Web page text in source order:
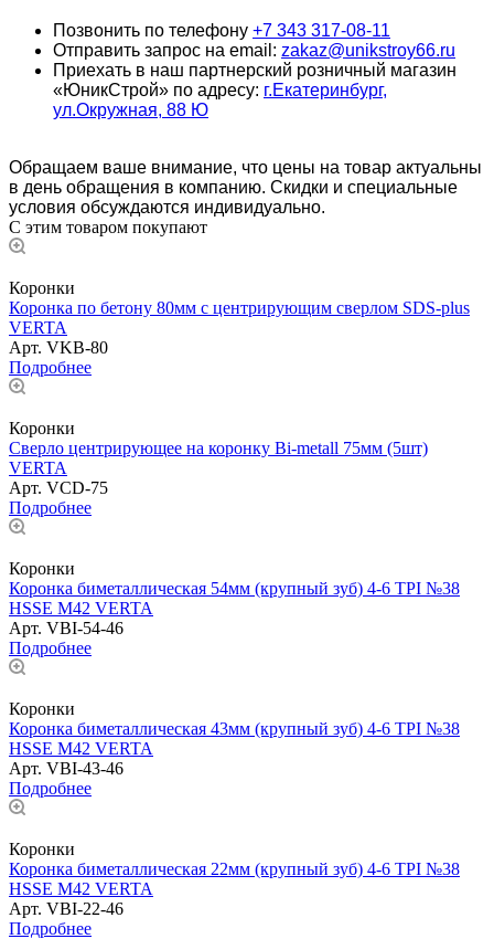
Позвонить по телефону +7 343 317-08-11
Отправить запрос на email: zakaz@unikstroy66.ru
Приехать в наш партнерский розничный магазин
«ЮникСтрой» по адресу: г.Екатеринбург,
ул.Окружная, 88 Ю
Обращаем ваше внимание, что цены на товар актуальны
в день обращения в компанию. Скидки и специальные
условия обсуждаются индивидуально.
С этим товаром покупают
Коронки
Коронка по бетону 80мм с центрирующим сверлом SDS-рlus
VERTA
Арт. VKB-80
Подробнее
Коронки
Сверло центрирующее на коронку Bi-metall 75мм (5шт)
VERTA
Арт. VCD-75
Подробнее
Коронки
Коронка биметаллическая 54мм (крупный зуб) 4-6 TPI №38
HSSE М42 VERTA
Арт. VBI-54-46
Подробнее
Коронки
Коронка биметаллическая 43мм (крупный зуб) 4-6 TPI №38
HSSE М42 VERTA
Арт. VBI-43-46
Подробнее
Коронки
Коронка биметаллическая 22мм (крупный зуб) 4-6 TPI №38
HSSE М42 VERTA
Арт. VBI-22-46
Подробнее